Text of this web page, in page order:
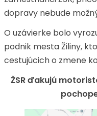
dopravy nebude
O uzávierke bolo
podnik mesta Žiliny,
cestujúcich o zmene
ŽSR ďakujú